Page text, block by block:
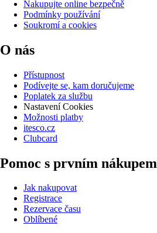
Nakupujte online bezpečně
Podmínky používání
Soukromí a cookies
O nás
Přístupnost
Podívejte se, kam doručujeme
Poplatek za službu
Nastavení Cookies
Možnosti platby
itesco.cz
Clubcard
Pomoc s prvním nákupem
Jak nakupovat
Registrace
Rezervace času
Oblíbené